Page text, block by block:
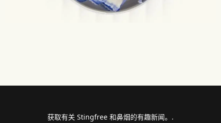
获取有关 Stingfree 和鼻烟的有趣新闻。.